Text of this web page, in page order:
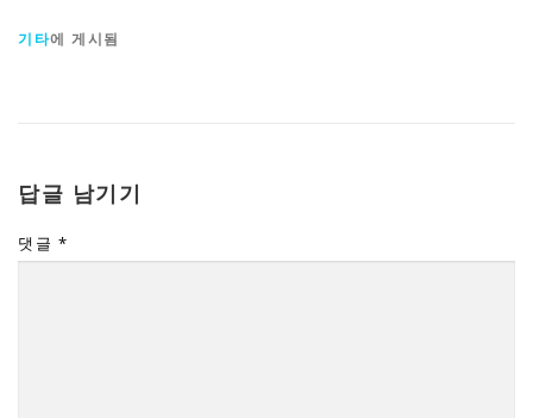
기타에 게시됨
답글 남기기
댓글 *